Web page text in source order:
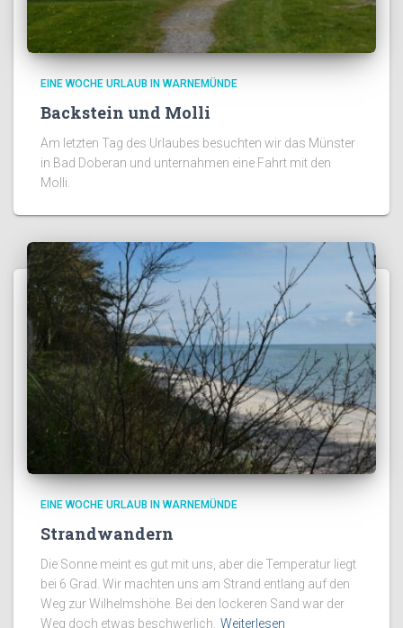
EINE WOCHE URLAUB IN WARNEMÜNDE
Backstein und Molli
Am letzten Tag des Urlaubes besuchten wir das Münster
in Bad Doberan und unternahmen eine Fahrt mit den
Molli.
EINE WOCHE URLAUB IN WARNEMÜNDE
Strandwandern
Die Sonne meint es gut mit uns, aber die Temperatur liegt
bei 6 Grad. Wir machten uns am Strand entlang auf den
Weg zur Wilhelmshöhe. Bei den lockeren Sand war der
Weg doch etwas beschwerlich. Weiterlesen